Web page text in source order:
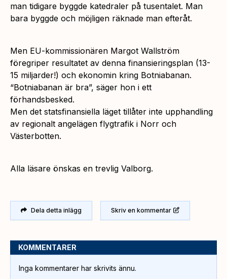
man tidigare byggde katedraler på tusentalet. Man
bara byggde och möjligen räknade man efteråt.
Men EU-kommissionären Margot Wallström
föregriper resultatet av denna finansieringsplan (13-
15 miljarder!) och ekonomin kring Botniabanan.
“Botniabanan är bra”, säger hon i ett
förhandsbesked.
Men det statsfinansiella läget tillåter inte upphandling
av regionalt angelägen flygtrafik i Norr och
Västerbotten.
Alla läsare önskas en trevlig Valborg.
Dela detta inlägg Skriv en kommentar
KOMMENTARER
Inga kommentarer har skrivits ännu.